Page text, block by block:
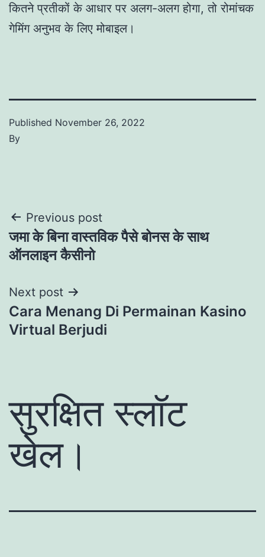
कितने प्रतीकों के आधार पर अलग-अलग होगा, तो रोमांचक
गेमिंग अनुभव के लिए मोबाइल।
Published November 26, 2022
By
Post
navigation
Previous post
जमा के बिना वास्तविक पैसे बोनस के साथ
ऑनलाइन कैसीनो
Next post
Cara Menang Di Permainan Kasino
Virtual Berjudi
सुरक्षित स्लॉट
खेल।